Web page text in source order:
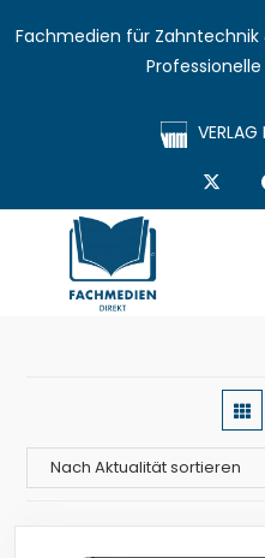
Fachmedien für Zahntechnik
VERLAG